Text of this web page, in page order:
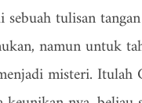
sebuah tulisan
namun untuk
misteri. Itulah